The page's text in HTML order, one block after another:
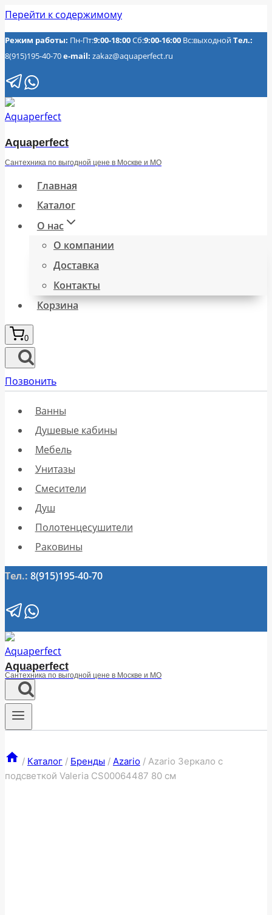
Перейти к содержимому
Режим работы: Пн-Пт:9:00-18:00Сб:9:00-16:00 Вс:выходнойТел.:
8(915)195-40-70e-mail: zakaz@aquaperfect.ru
Aquaperfect
Сантехника по выгодной цене в Москве и МО
Главная
Каталог
О нас
О компании
Доставка
Контакты
Корзина
0
Позвонить
Ванны
Душевые кабины
Мебель
Унитазы
Смесители
Душ
Полотенцесушители
Раковины
Тел.: 8(915)195-40-70
Aquaperfect
Сантехника по выгодной цене в Москве и МО
/ Каталог / Бренды / Azario / Azario Зеркало с
подсветкой Valeria CS00064487 80 см